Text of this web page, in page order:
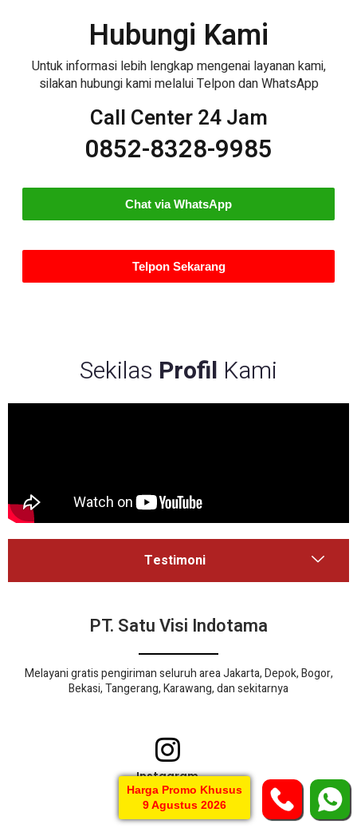
Hubungi Kami
Untuk informasi lebih lengkap mengenai layanan kami,
silakan hubungi kami melalui Telpon dan WhatsApp
Call Center 24 Jam
0852-8328-9985
Chat via WhatsApp
Telpon Sekarang
Sekilas Profil Kami
Testimoni
PT. Satu Visi Indotama
Melayani gratis pengiriman seluruh area Jakarta, Depok, Bogor,
Bekasi, Tangerang, Karawang, dan sekitarnya
Instagram
@pixpax.id
Harga Promo Khusus
9 Agustus 2026